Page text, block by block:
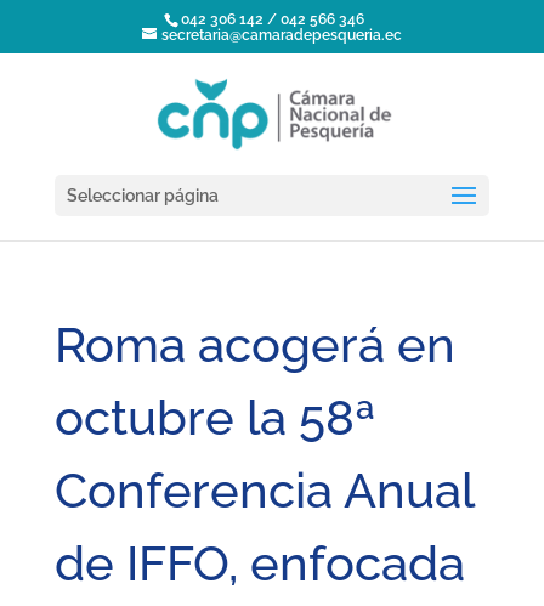
042 306 142 / 042 566 346
secretaria@camaradepesqueria.ec
Seleccionar página
Roma acogerá en
octubre la 58ª
Conferencia Anual
de IFFO, enfocada